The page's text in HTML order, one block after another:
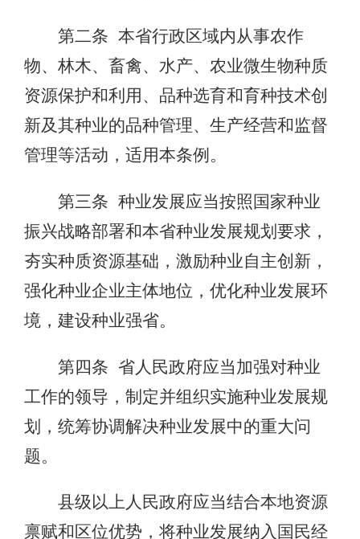
第二条 本省行政区域内从事农作
物、林木、畜禽、水产、农业微生物种质
资源保护和利用、品种选育和育种技术创
新及其种业的品种管理、生产经营和监督
管理等活动，适用本条例。
第三条 种业发展应当按照国家种业
振兴战略部署和本省种业发展规划要求，
夯实种质资源基础，激励种业自主创新，
强化种业企业主体地位，优化种业发展环
境，建设种业强省。
第四条 省人民政府应当加强对种业
工作的领导，制定并组织实施种业发展规
划，统筹协调解决种业发展中的重大问
题。
县级以上人民政府应当结合本地资源
禀赋和区位优势，将种业发展纳入国民经